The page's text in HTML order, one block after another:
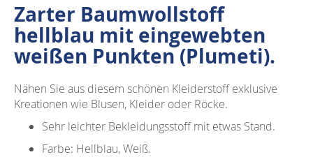
Zarter Baumwollstoff
hellblau mit eingewebten
weißen Punkten (Plumeti).
Nähen Sie aus diesem schönen Kleiderstoff exklusive
Kreationen wie Blusen, Kleider oder Röcke.
Sehr leichter Bekleidungsstoff mit etwas Stand.
Farbe: Hellblau, Weiß.